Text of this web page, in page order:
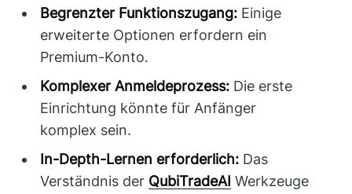
Begrenzter Funktionszugang: Einige
erweiterte Optionen erfordern ein
Premium-Konto.
Komplexer Anmeldeprozess: Die erste
Einrichtung könnte für Anfänger
komplex sein.
In-Depth-Lernen erforderlich: Das
Verständnis der QubiTradeAI Werkzeuge